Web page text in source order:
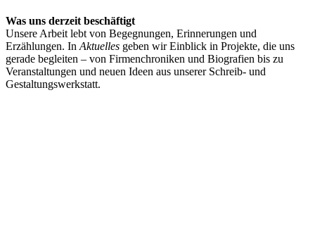
Was uns derzeit beschäftigt
Unsere Arbeit lebt von Begegnungen, Erinnerungen und
Erzählungen. In Aktuelles geben wir Einblick in Projekte, die uns
gerade begleiten – von Firmenchroniken und Biografien bis zu
Veranstaltungen und neuen Ideen aus unserer Schreib- und
Gestaltungswerkstatt.